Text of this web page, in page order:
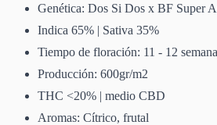
Genética: Dos Si Dos x BF Super
Indica 65% | Sativa 35%
Tiempo de floración: 11 - 12
Producción: 600gr/m2
THC <20% | medio CBD
Aromas: Cítrico, frutal